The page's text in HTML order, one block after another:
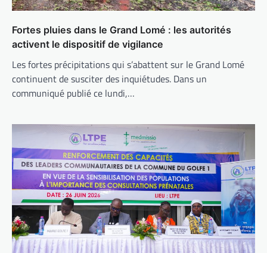
Fortes pluies dans le Grand Lomé : les autorités
activent le dispositif de vigilance
Les fortes précipitations qui s’abattent sur le Grand Lomé
continuent de susciter des inquiétudes. Dans un
communiqué publié ce lundi,…